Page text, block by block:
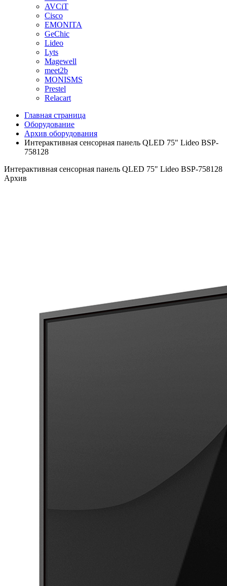
AVCiT
Cisco
EMONITA
GeChic
Lideo
Lyts
Magewell
meet2b
MONISMS
Prestel
Relacart
Главная страница
Оборудование
Архив оборудования
Интерактивная сенсорная панель QLED 75" Lideo BSP-
758128
Интерактивная сенсорная панель QLED 75" Lideo BSP-758128
Архив